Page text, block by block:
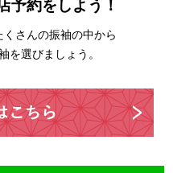
予約をしよう！
さんの振袖の中から
を選びましょう。